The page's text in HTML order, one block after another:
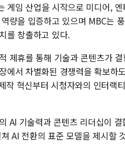
게임 산업을 시작으로 미디어,
량을 입증하고 있으며 MBC는
를 창출하고 있다.
제휴를 통해 기술과 콘텐츠가
에서 차별화된 경쟁력을 확보하
작 혁신부터 시청자와의 인터랙
AI 기술력과 콘텐츠 리더십이
AI 전환의 표준 모델을 제시할